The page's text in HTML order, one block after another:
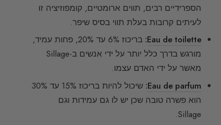
הספרידיים רבים, תווים ארומטיים, קומפוזיציה זו
לעיתים קרובות בעלת תווי בסיס שיפר.
Eau de toilette
:
בריכוז 6% עד 20%, פחות עמיד,
מורגש בדרך כלל יותר על ידי אנשים ב-Sillage
מאשר על ידי האדם עצמו.
Eau de parfum
:
שיכול להיות בריכוז 15% עד 30%
הוא פשרה טובה שכן יש לו גם עמידות וגם
Sillage.